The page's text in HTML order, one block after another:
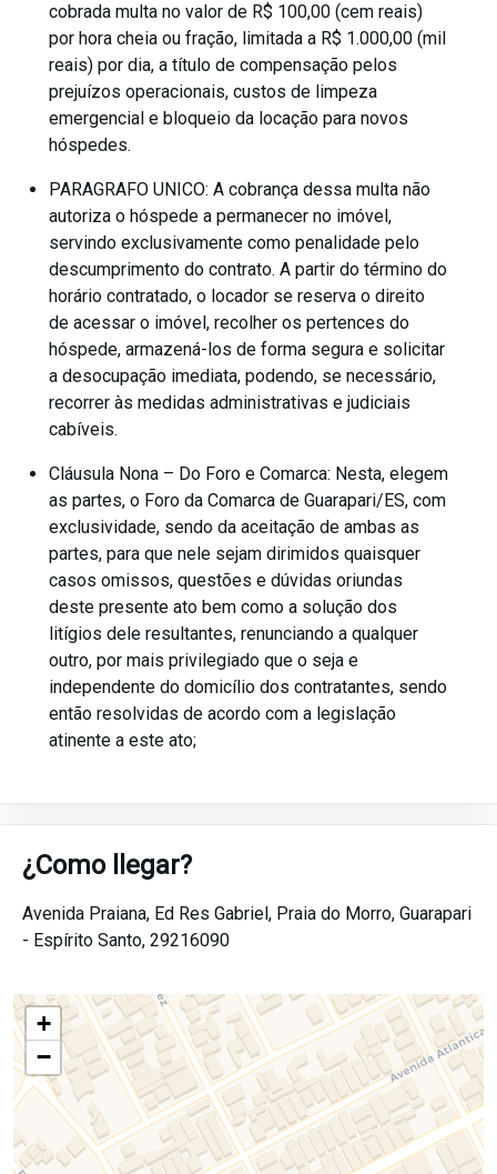
cobrada multa no valor de R$ 100,00 (cem reais)
por hora cheia ou fração, limitada a R$ 1.000,00 (mil
reais) por dia, a título de compensação pelos
prejuízos operacionais, custos de limpeza
emergencial e bloqueio da locação para novos
hóspedes.
PARAGRAFO UNICO: A cobrança dessa multa não
autoriza o hóspede a permanecer no imóvel,
servindo exclusivamente como penalidade pelo
descumprimento do contrato. A partir do término do
horário contratado, o locador se reserva o direito
de acessar o imóvel, recolher os pertences do
hóspede, armazená-los de forma segura e solicitar
a desocupação imediata, podendo, se necessário,
recorrer às medidas administrativas e judiciais
cabíveis.
Cláusula Nona – Do Foro e Comarca: Nesta, elegem
as partes, o Foro da Comarca de Guarapari/ES, com
exclusividade, sendo da aceitação de ambas as
partes, para que nele sejam dirimidos quaisquer
casos omissos, questões e dúvidas oriundas
deste presente ato bem como a solução dos
litígios dele resultantes, renunciando a qualquer
outro, por mais privilegiado que o seja e
independente do domicílio dos contratantes, sendo
então resolvidas de acordo com a legislação
atinente a este ato;
¿Como llegar?
Avenida Praiana, Ed Res Gabriel, Praia do Morro, Guarapari
- Espírito Santo, 29216090
+
−